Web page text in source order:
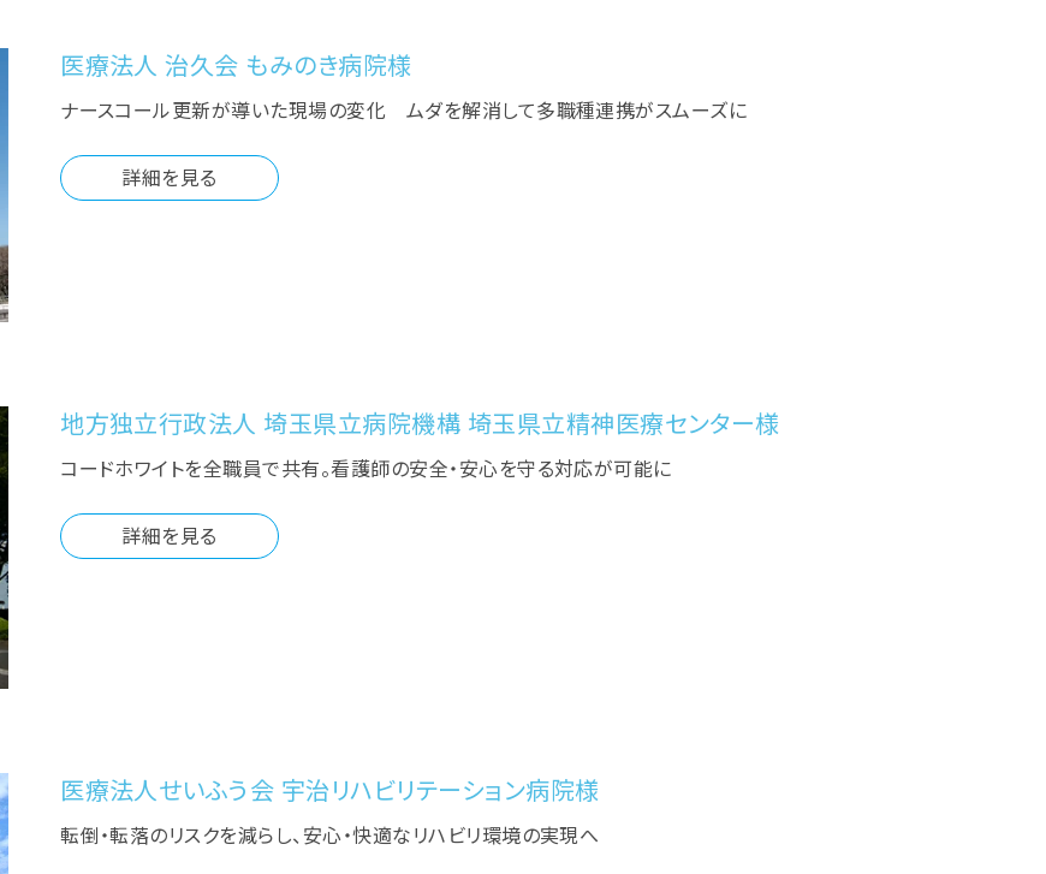
医療法人 治久会 もみのき病院様
ナースコール更新が導いた現場の変化 ムダを解消して多職種連携がスムーズに
詳細を見る
地方独立行政法人 埼玉県立病院機構 埼玉県立精神医療センター様
コードホワイトを全職員で共有。看護師の安全・安心を守る対応が可能に
詳細を見る
医療法人せいふう会 宇治リハビリテーション病院様
転倒・転落のリスクを減らし、安心・快適なリハビリ環境の実現へ